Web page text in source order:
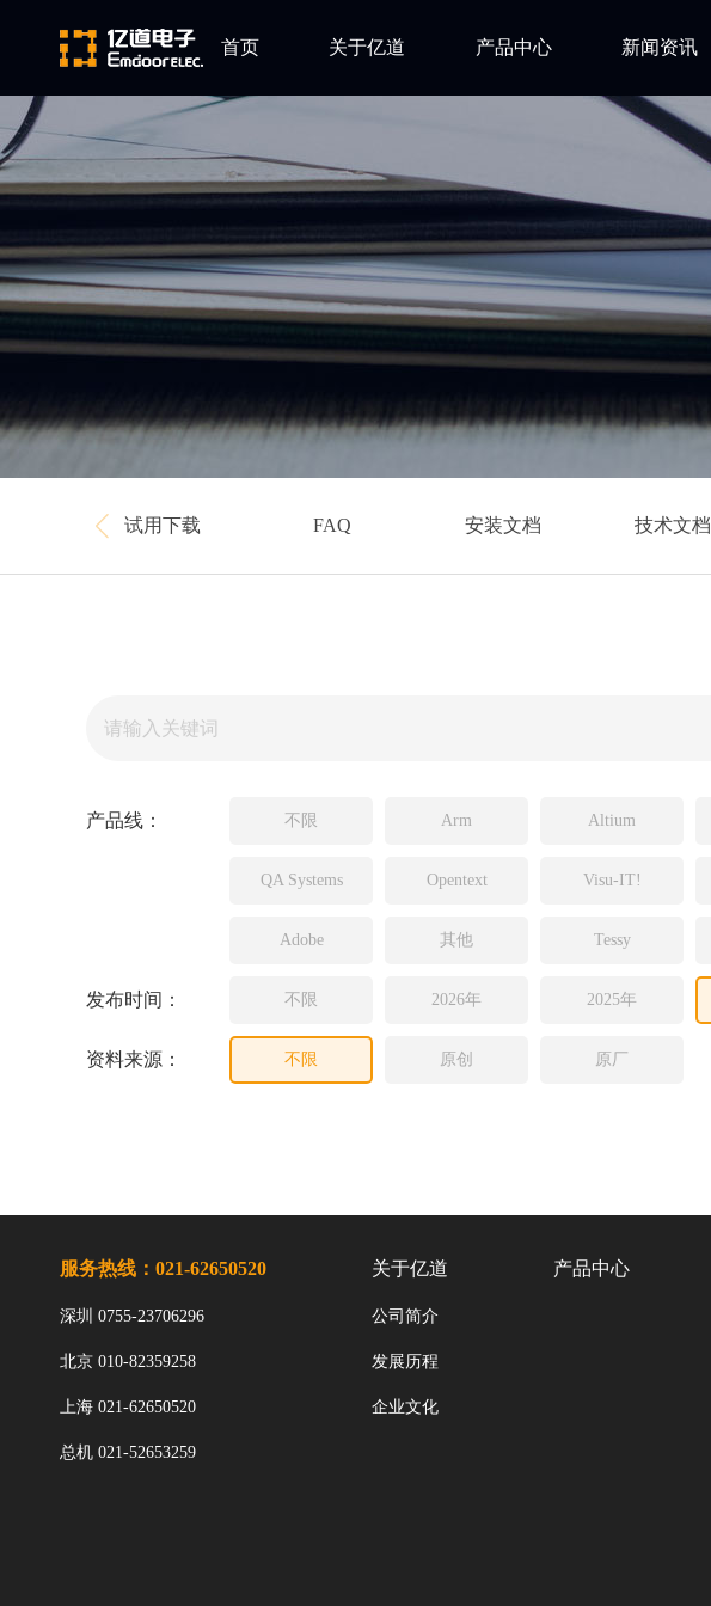
首页 关于亿道
企业文化
产品中心
Ansys
Qt
Green Hills
Minitab
Visu-IT
Source Insight
Incredibuild
新闻资讯
亿道动态
市场活动
试用下载 FAQ 安装文档 技术文档
产品线： 不限 Arm Altium
QA Systems Opentext Visu-IT!
Adobe 其他 Tessy
发布时间： 不限 2026年 2025年
资料来源： 不限 原创 原厂
服务热线：021-62650520
深圳 0755-23706296
北京 010-82359258
上海 021-62650520
总机 021-52653259
关于亿道
公司简介
发展历程
企业文化
产品中心